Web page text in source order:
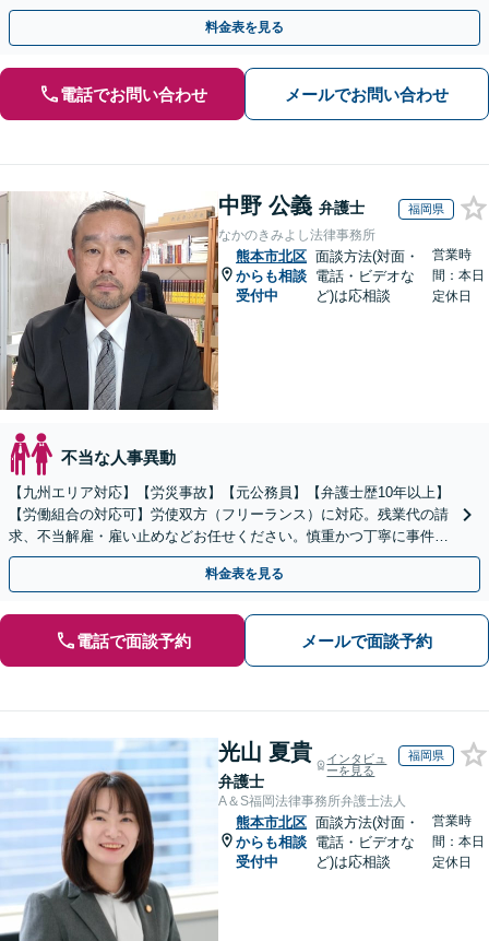
回面談無料】【夜間・休日対応可】
料金表を見る
電話でお問い合わせ メールでお問い合わせ
中野 公義 弁護士 福岡県
なかのきみよし法律事務所
熊本市北区
からも相談
受付中
面談方法(対面・
電話・ビデオな
ど)は応相談
営業時
間：本日
定休日
不当な人事異動
【九州エリア対応】【労災事故】【元公務員】【弁護士歴10年以上】
【労働組合の対応可】労使双方（フリーランス）に対応。残業代の請
求、不当解雇・雇い止めなどお任せください。慎重かつ丁寧に事件解
決へと進めます。
料金表を見る
電話で面談予約 メールで面談予約
光山 夏貴
弁護士
インタビュ
ーを見る
福岡県
A＆S福岡法律事務所弁護士法人
熊本市北区
からも相談
受付中
面談方法(対面・
電話・ビデオな
ど)は応相談
営業時
間：本日
定休日